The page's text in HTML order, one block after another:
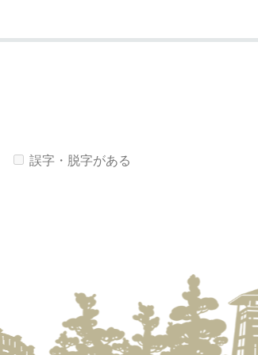
誤字・脱字がある